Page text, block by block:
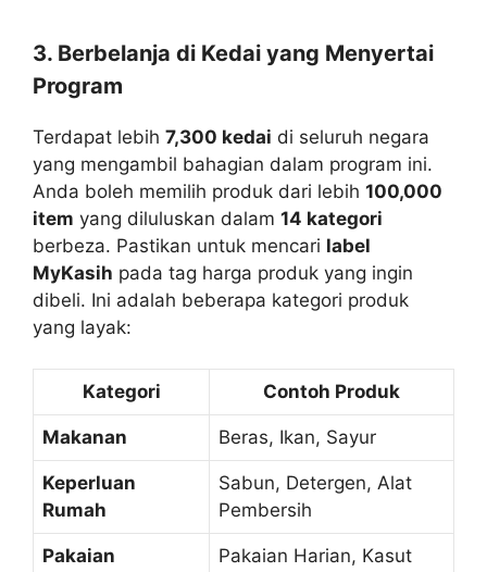
3. Berbelanja di Kedai yang Menyertai
Program
Terdapat lebih 7,300 kedai di seluruh negara
yang mengambil bahagian dalam program ini.
Anda boleh memilih produk dari lebih 100,000
item yang diluluskan dalam 14 kategori
berbeza. Pastikan untuk mencari label
MyKasih pada tag harga produk yang ingin
dibeli. Ini adalah beberapa kategori produk
yang layak:
Kategori Contoh Produk
Makanan Beras, Ikan, Sayur
Keperluan
Rumah
Sabun, Detergen, Alat
Pembersih
Pakaian Pakaian Harian, Kasut